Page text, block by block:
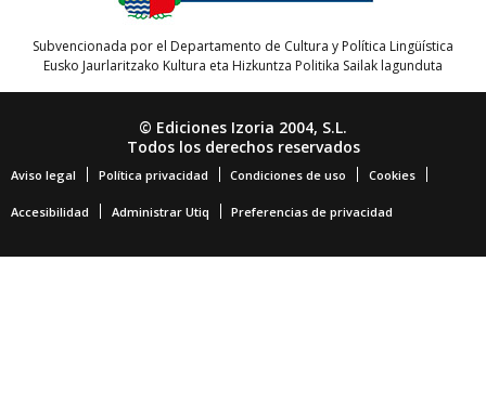
Subvencionada por el Departamento de Cultura y Política Lingüística
Eusko Jaurlaritzako Kultura eta Hizkuntza Politika Sailak lagunduta
© Ediciones Izoria 2004, S.L.
Todos los derechos reservados
Aviso legal Política privacidad Condiciones de uso Cookies
Accesibilidad Administrar Utiq Preferencias de privacidad